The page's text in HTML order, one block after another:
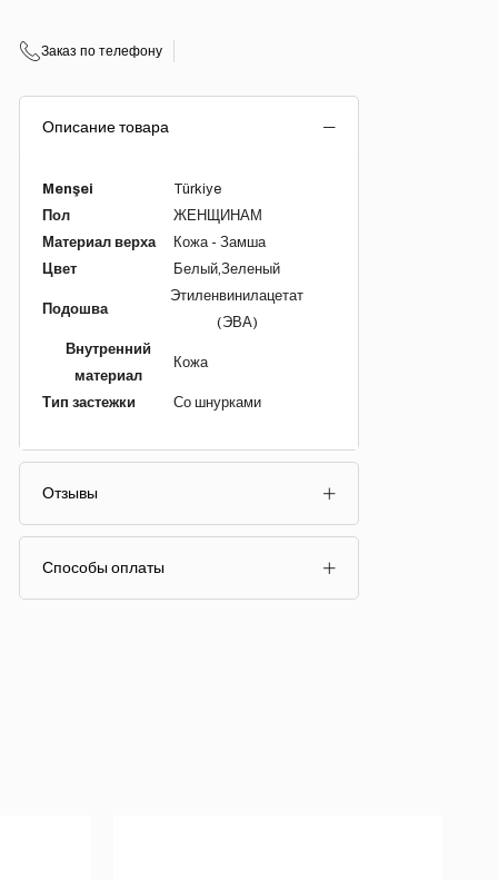
Заказ по телефону
Описание товара
Menşei
Türkiye
Пол
ЖЕНЩИНАМ
Материал верха
Кожа - Замша
Цвет
Белый Зеленый
Подошва
Этиленвинилацетат
(ЭВА)
Внутренний
материал
Кожа
Тип застежки Со шнурками
Отзывы
Способы оплаты